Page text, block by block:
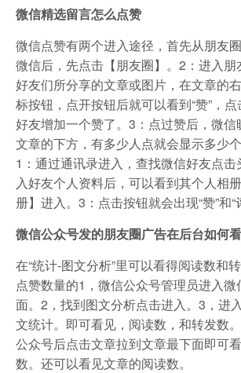
微信精选留言怎么点赞
微信点赞有两个进入途径，首先从朋友
微信后，先点击【朋友圈】。2：进入朋
好友们所分享的文章或图片，在文章的
标按钮，点开按钮后就可以看到“赞”，
好友增加一个赞了。3：点过赞后，微信
文章的下方，有多少人点就会显示多少
1：通过通讯录进入，查找微信好友点
入好友个人资料后，可以看到其个人相
册】进入。3：点击按钮就会出现“赞”和“
微信公众号发的朋友圈广告在后台如何
在“统计-图文分析”里可以看得阅读数和
点赞数量的1，微信公众号管理员进入
面。2，找到图文分析点击进入。3，进
文统计。即可看见，阅读数，和转发数
公众号后点击文章拉到文章最下面即可
数。还可以看见文章的阅读数。